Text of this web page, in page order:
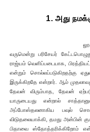
1. அது
வருமென்று பரிசேயர்
ராஜ்யம் வெளிப்படையாக,
என்றும் சொல்லப்படுகிறதற்கு
இருக்கிறதே என்றார். ஆம்
தேவன் விரும்பாத, தேவன்
யாருடையது என்றால்
அப்போஸ்தலனாகிய பவுல்
விடுதலையாக்கி, தமது அன்பின்
பிதாவை ஸ்தோத்தரிக்கிறோம்